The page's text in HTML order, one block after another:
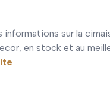
sur la
en stock et au